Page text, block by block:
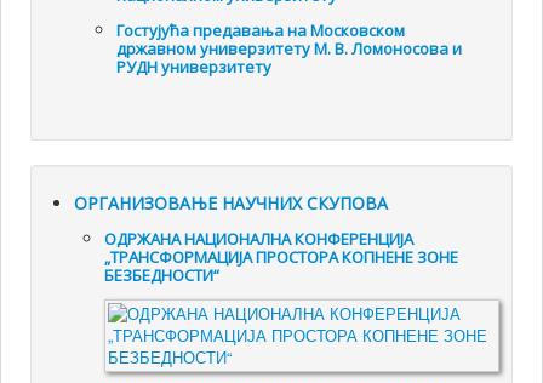
Гостујућа предавања на Московском
државном универзитету М. В. Ломоносова и
РУДН универзитету
ОРГАНИЗОВАЊЕ НАУЧНИХ СКУПОВА
ОДРЖАНА НАЦИОНАЛНА КОНФЕРЕНЦИЈА
„ТРАНСФОРМАЦИЈА ПРОСТОРА КОПНЕНЕ ЗОНЕ
БЕЗБЕДНОСТИ“